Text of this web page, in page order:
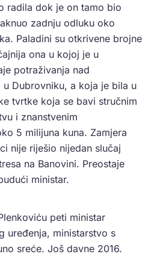
radila dok je on tamo bio
zadnju odluku oko
Paladini su otkrivene brojne
ona u kojoj je u
potraživanja nad
Dubrovniku, a koja je bila u
tvrtke koja se bavi stručnim
i znanstvenim
5 milijuna kuna. Zamjera
nije riješio nijedan slučaj
na Banovini. Preostaje
ministar.
peti ministar
uređenja, ministarstvo s
sreće. Još davne 2016.